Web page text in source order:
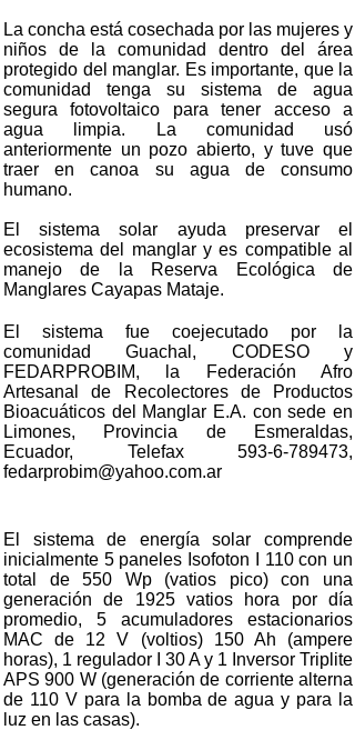
La concha está cosechada por las mujeres y
niños de la comunidad dentro del área
protegido del manglar. Es importante, que la
comunidad tenga su sistema de agua
segura fotovoltaico para tener acceso a
agua limpia. La comunidad usó
anteriormente un pozo abierto, y tuve que
traer en canoa su agua de consumo
humano.
El sistema solar ayuda preservar el
ecosistema del manglar y es compatible al
manejo de la Reserva Ecológica de
Manglares Cayapas Mataje.
El sistema de energía solar comprende
inicialmente 5 paneles Isofoton I 110 con un
total de 550 Wp (vatios pico) con una
generación de 1925 vatios hora por día
promedio, 5 acumuladores estacionarios
MAC de 12 V (voltios) 150 Ah (ampere
horas), 1 regulador I 30 A y 1 Inversor Triplite
APS 900 W (generación de corriente alterna
de 110 V para la bomba de agua y para la
luz en las casas).
El sistema fue coejecutado por la
comunidad Guachal, CODESO y
FEDARPROBIM, la Federación Afro
Artesanal de Recolectores de Productos
Bioacuáticos del Manglar E.A. con sede en
Limones, Provincia de Esmeraldas,
Ecuador, Telefax 593-6-789473,
fedarprobim@yahoo.com.ar